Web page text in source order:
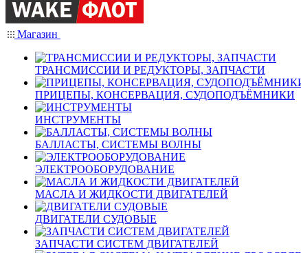
Магазин
ТРАНСМИССИИ И РЕДУКТОРЫ, ЗАПЧАСТИ
ПРИЦЕПЫ, КОНСЕРВАЦИЯ, СУДОПОДЪЁМНИКИ
ИНСТРУМЕНТЫ
БАЛЛАСТЫ, СИСТЕМЫ ВОЛНЫ
ЭЛЕКТРООБОРУДОВАНИЕ
МАСЛА И ЖИДКОСТИ ДВИГАТЕЛЕЙ
ДВИГАТЕЛИ СУДОВЫЕ
ЗАПЧАСТИ СИСТЕМ ДВИГАТЕЛЕЙ